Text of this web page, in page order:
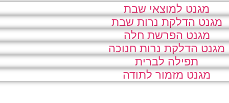
הנה"ח
| קבלות | ועוד...
חשבוניות מס
חשבונית מס/קבלה
חשבונית עיסקה
הזמנת עבודה
ספרי ילדים
קטנה | כריכה קשה
הדפסת קלפים
המילון המרוקאי
הדפסת ספרים
הדפסת ספרי ילדים
לבר מצוה
לבת מצוה
מגנט מזכרת
מזכרות לאירועים
מגנט למוצאי שבת
מגנט הדלקת נרות שבת
מגנט הפרשת חלה
מגנט הדלקת נרות חנוכה
תפילה לברית
מגנט מזמור לתודה